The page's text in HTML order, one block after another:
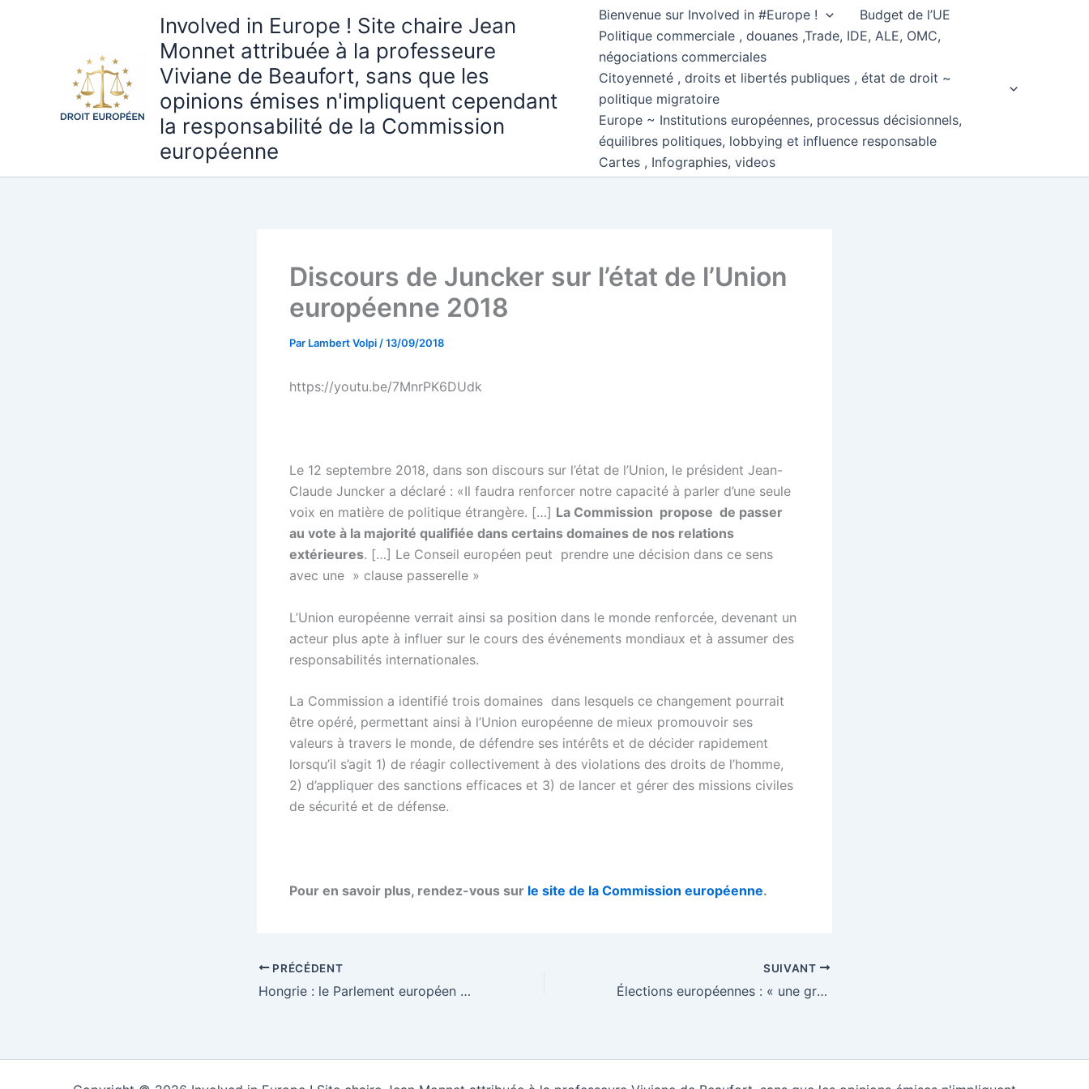
Involved in Europe ! Site chaire Jean
Monnet attribuée à la professeure
Viviane de Beaufort, sans que les
opinions émises n'impliquent cependant
la responsabilité de la Commission
européenne
Bienvenue sur Involved in #Europe !
Budget de l’UE
Politique commerciale , douanes ,Trade, IDE, ALE, OMC,
négociations commerciales
Citoyenneté , droits et libertés publiques , état de droit ~
politique migratoire
Europe ~ Institutions européennes, processus décisionnels,
équilibres politiques, lobbying et influence responsable
Cartes , Infographies, videos
Discours de Juncker sur l’état de l’Union
européenne 2018
Par Lambert Volpi /13/09/2018
https://youtu.be/7MnrPK6DUdk
Le 12 septembre 2018, dans son discours sur l’état de l’Union, le président Jean-
Claude Juncker a déclaré : «Il faudra renforcer notre capacité à parler d’une seule
voix en matière de politique étrangère. […] La Commission propose de passer
au vote à la majorité qualifiée dans certains domaines de nos relations
extérieures. […] Le Conseil européen peut prendre une décision dans ce sens
avec une » clause passerelle »
L’Union européenne verrait ainsi sa position dans le monde renforcée, devenant un
acteur plus apte à influer sur le cours des événements mondiaux et à assumer des
responsabilités internationales.
La Commission a identifié trois domaines dans lesquels ce changement pourrait
être opéré, permettant ainsi à l’Union européenne de mieux promouvoir ses
valeurs à travers le monde, de défendre ses intérêts et de décider rapidement
lorsqu’il s’agit 1) de réagir collectivement à des violations des droits de l’homme,
2) d’appliquer des sanctions efficaces et 3) de lancer et gérer des missions civiles
de sécurité et de défense.
Pour en savoir plus, rendez-vous sur le site de la Commission européenne.
PRÉCÉDENT
Hongrie : le Parlement européen déclenche une procédure pour violation des valeurs de l’UE
SUIVANT
Élections européennes : « une grande ligne de fracture va apparaître »